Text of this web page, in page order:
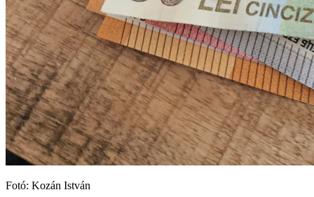
Fotó: Kozán István